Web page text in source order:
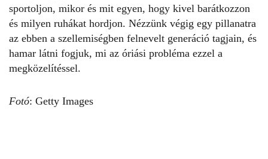
sportoljon, mikor és mit egyen, hogy kivel barátkozzon
és milyen ruhákat hordjon. Nézzünk végig egy pillanatra
az ebben a szellemiségben felnevelt generáció tagjain, és
hamar látni fogjuk, mi az óriási probléma ezzel a
megközelítéssel.
Fotó: Getty Images